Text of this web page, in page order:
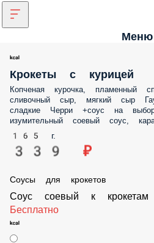
Меню
Крокеты с курицей
Копченая курочка, пламенный
мягкий сыр Гауда, густой
выбор: пламенный спайси соус,
карамельный соус Унаги
165 г.
339 ₽
Соусы для крокетов
Соус соевый к крокетам 40гр
Бесплатно